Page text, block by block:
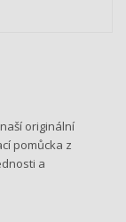
originální
pomůcka z
a